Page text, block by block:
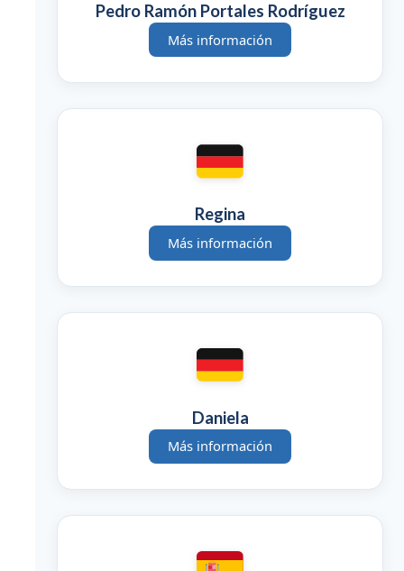
Pedro Ramón Portales Rodríguez
Más información
Regina
Más información
Daniela
Más información